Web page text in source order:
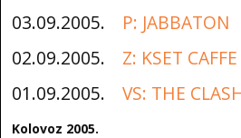
03.09.2005.
P: JABBATON
02.09.2005.
Z: KSET CAFFE
01.09.2005.
VS: THE
Kolovoz 2005.